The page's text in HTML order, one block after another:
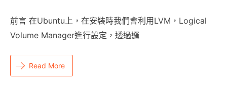
前言 在Ubuntu上，在安裝時我們會利用LVM，Logical
Volume Manager進行設定，透過邏
Read More